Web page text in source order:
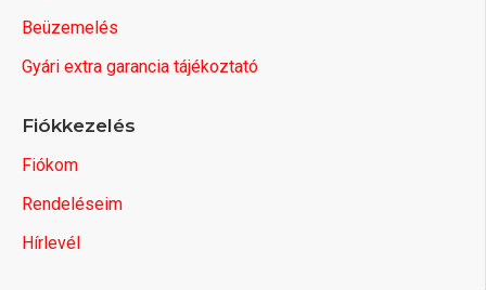
Beüzemelés
Gyári extra garancia tájékoztató
Fiókkezelés
Fiókom
Rendeléseim
Hírlevél